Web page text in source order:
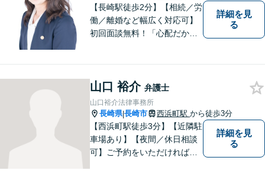
【長崎駅徒歩2分】【相続／労
働／離婚など幅広く対応可】
初回面談無料！「心配だから
い。各種専門家と連携し、ス
ムーズな解決を目指します。
詳細を見
る
山口 裕介 弁護士
山口裕介法律事務所
長崎県|長崎市 西浜町駅 から徒歩3分
【西浜町駅徒歩3分】【近隣駐
車場あり】【夜間／休日相談
可】ご予約をいただければ、
詳細を見
る